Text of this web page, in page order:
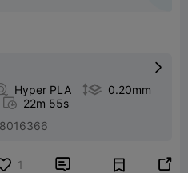

Hyper PLA  0.20mm
 22m 55s
1  